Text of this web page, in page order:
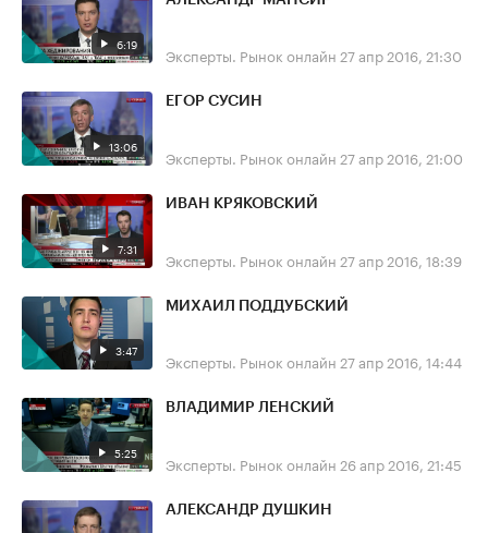
6:19 Эксперты. Рынок онлайн 27 апр 2016, 21:30
13:06
ЕГОР СУСИН
Эксперты. Рынок онлайн 27 апр 2016, 21:00
7:31
ИВАН КРЯКОВСКИЙ
Эксперты. Рынок онлайн 27 апр 2016, 18:39
3:47
МИХАИЛ ПОДДУБСКИЙ
Эксперты. Рынок онлайн 27 апр 2016, 14:44
5:25
ВЛАДИМИР ЛЕНСКИЙ
Эксперты. Рынок онлайн 26 апр 2016, 21:45
АЛЕКСАНДР ДУШКИН